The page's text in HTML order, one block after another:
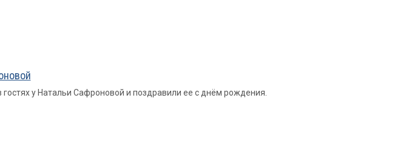
у Натальи Сафроновой и поздравили ее с днём рождения.